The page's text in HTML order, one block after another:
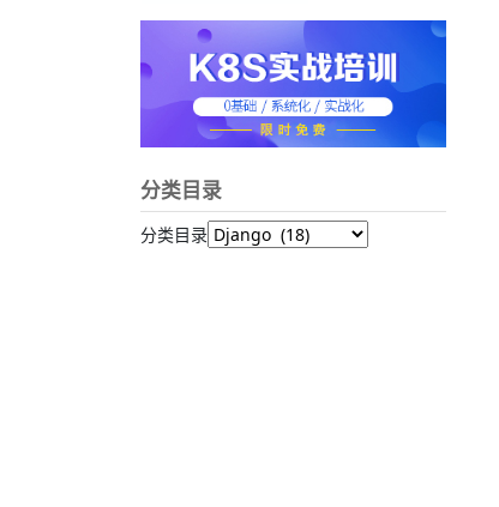
分类目录
分类目录